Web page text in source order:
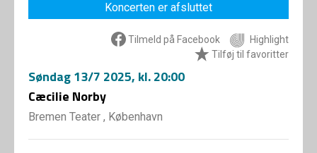
VINTERJAZZ
Temaer
LOCATIONS
Venues &
Koncerten er afsluttet
Tilmeld på Facebook
Highlight
Tilføj til favoritter
Søndag13/7 2025, kl. 20:00
Cæcilie Norby
Bremen Teater , København